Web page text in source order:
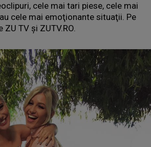
cele mai tari piese, cele mai
cele mai emoţionante situaţii. Pe
TV şi ZUTV.RO.